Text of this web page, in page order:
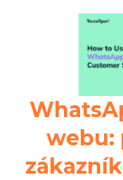
webu: